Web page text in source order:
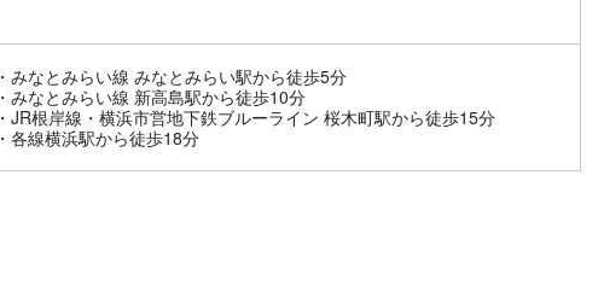
・みなとみらい線 みなとみらい駅から徒歩5分
・みなとみらい線 新高島駅から徒歩10分
・JR根岸線・横浜市営地下鉄ブルーライン 桜木町駅から徒歩15分
・各線横浜駅から徒歩18分